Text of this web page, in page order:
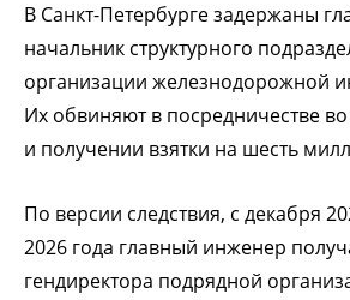
В Санкт-Петербурге задержаны
начальник структурного
организации железнодорожной
Их обвиняют в посредничестве
и получении взятки на шесть
По версии следствия, с декабря
2026 года главный инженер
гендиректора подрядной